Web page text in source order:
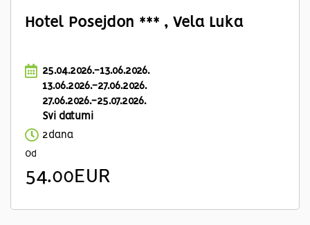
Hotel Posejdon *** , Vela Luka
25.04.2026.-13.06.2026.
13.06.2026.-27.06.2026.
27.06.2026.-25.07.2026.
Svi datumi
2dana
Od
54.00EUR